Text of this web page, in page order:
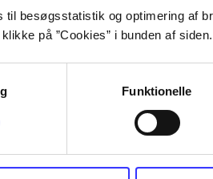
til besøgsstatistik og optimering af
på ”Cookies” i bunden af
Funktionelle